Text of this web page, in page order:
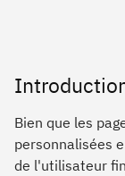
Bien que les
personnalisées
de l'utilisateur